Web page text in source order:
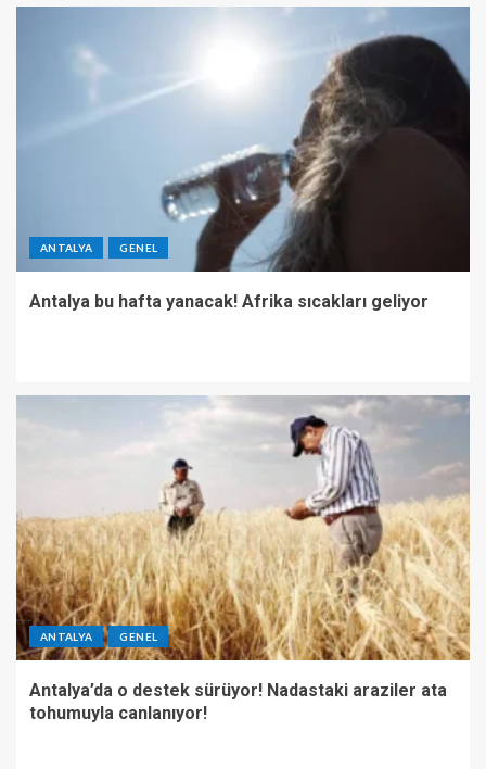
ANTALYA GENEL
Antalya bu hafta yanacak! Afrika sıcakları geliyor
ANTALYA GENEL
Antalya’da o destek sürüyor! Nadastaki araziler ata
tohumuyla canlanıyor!